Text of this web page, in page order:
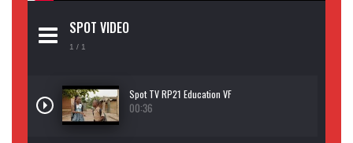
SPOT VIDEO
1 / 1
Spot TV RP21 Education VF
00:36